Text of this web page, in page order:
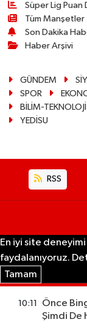
Süper Lig Puan
Tüm Manşetler
Son Dakika
Haber Arşivi
GÜNDEM
SPOR
BİLİM-TEKNOLOJİ
YEDİSU
RSS
En iyi site
faydalanıyoruz.
Tamam
10:11
Önce
Şimdi De